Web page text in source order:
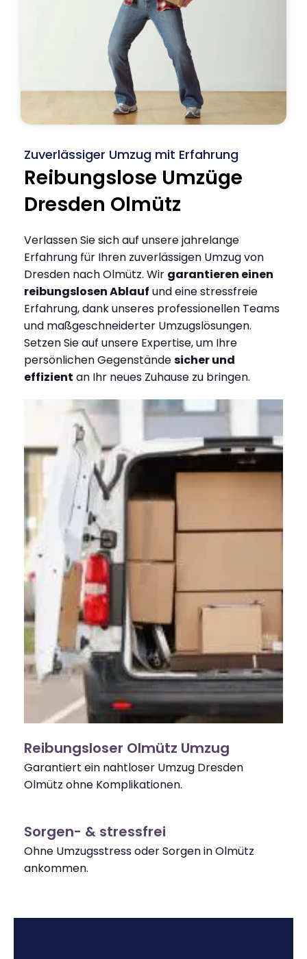
Zuverlässiger Umzug mit Erfahrung
Reibungslose Umzüge
Dresden Olmütz
Verlassen Sie sich auf unsere jahrelange
Erfahrung für Ihren zuverlässigen Umzug von
Dresden nach Olmütz. Wir garantieren einen
reibungslosen Ablauf und eine stressfreie
Erfahrung, dank unseres professionellen Teams
und maßgeschneiderter Umzugslösungen.
Setzen Sie auf unsere Expertise, um Ihre
persönlichen Gegenständesicher und
effizient an Ihr neues Zuhause zu bringen.
Reibungsloser Olmütz Umzug
Garantiert ein nahtloser Umzug Dresden
Olmütz ohne Komplikationen.
Sorgen- & stressfrei
Ohne Umzugsstress oder Sorgen in Olmütz
ankommen.